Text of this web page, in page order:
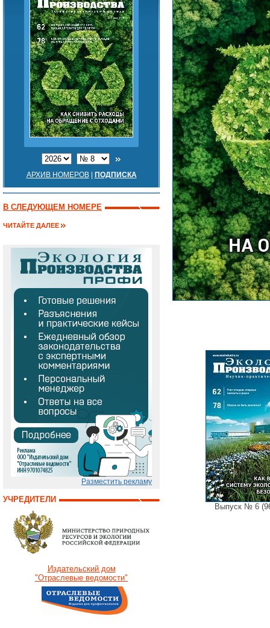
АРХИВ НОМЕРОВ| ПОДПИСКА
В СЛЕДУЮЩЕМ НОМЕРЕ
ЧИТАЙТЕ ДАЛЕЕ
Разместить рекламу
УЧРЕДИТЕЛИ
Издательский дом
"Отраслевые ведомости"
Выпуск № 6